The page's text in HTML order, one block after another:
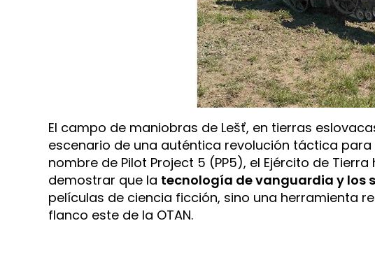
El campo de maniobras de Lešť, en tierras
escenario de una auténtica revolución táctica para
nombre de Pilot Project 5 (PP5), el Ejército de
demostrar que la tecnología de vanguardia y los
películas de ciencia ficción, sino una herramienta
flanco este de la OTAN.